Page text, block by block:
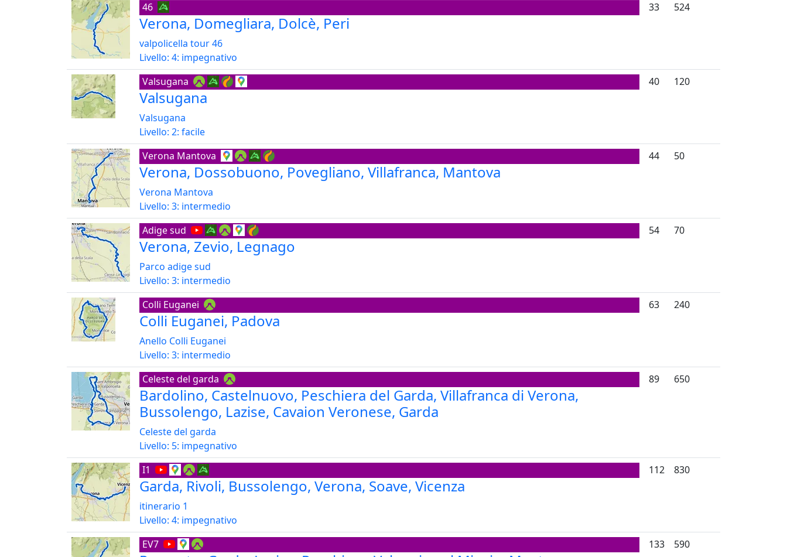
46
Verona, Domegliara, Dolcè, Peri
valpolicella tour 46
Livello: 4: impegnativo
33 524
Valsugana
Valsugana
Valsugana
Livello: 2: facile
40 120
Verona Mantova
Verona, Dossobuono, Povegliano, Villafranca, Mantova
Verona Mantova
Livello: 3: intermedio
44 50
Adige sud
Verona, Zevio, Legnago
Parco adige sud
Livello: 3: intermedio
54 70
Colli Euganei
Colli Euganei, Padova
Anello Colli Euganei
Livello: 3: intermedio
63 240
Celeste del garda
Bardolino, Castelnuovo, Peschiera del Garda, Villafranca di Verona,
Bussolengo, Lazise, Cavaion Veronese, Garda
Celeste del garda
Livello: 5: impegnativo
89 650
I1
Garda, Rivoli, Bussolengo, Verona, Soave, Vicenza
itinerario 1
Livello: 4: impegnativo
112 830
EV7 133 590